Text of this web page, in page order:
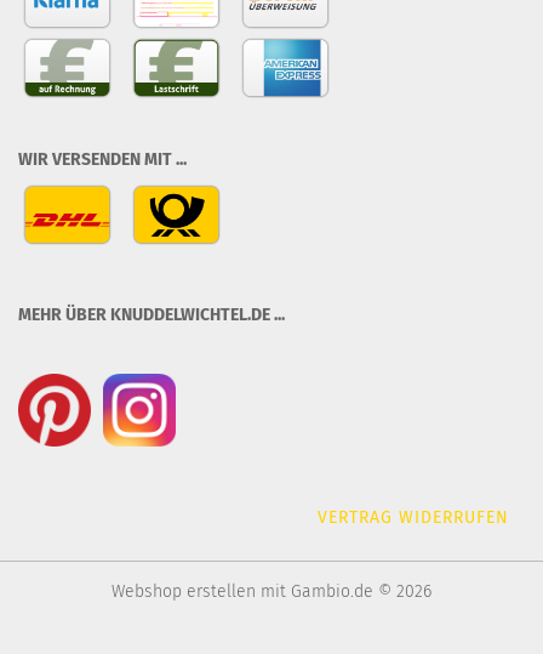
WIR VERSENDEN MIT ...
MEHR ÜBER KNUDDELWICHTEL.DE ...
VERTRAG WIDERRUFEN
Webshop erstellen mit Gambio.de © 2026